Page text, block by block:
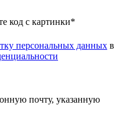
код с картинки*
персональных данных в
почту, указанную